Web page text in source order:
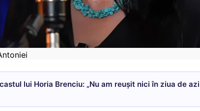
lui Horia Brenciu: „Nu am reușit nici în ziua de